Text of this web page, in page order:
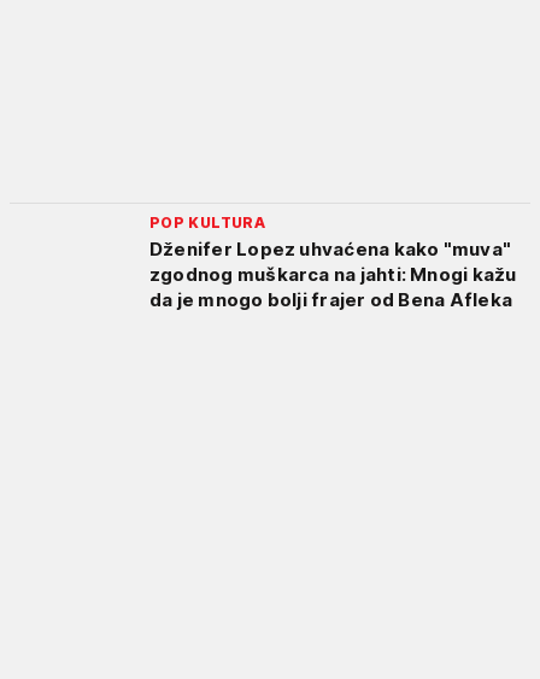
POP KULTURA
Dženifer Lopez uhvaćena kako "muva"
zgodnog muškarca na jahti: Mnogi kažu
da je mnogo bolji frajer od Bena Afleka